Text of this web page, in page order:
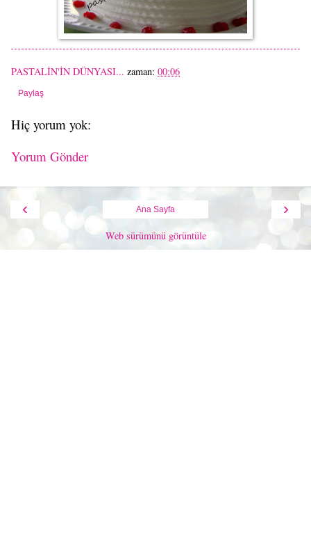
PASTALİN'İN DÜNYASI... zaman: 00:06
Paylaş
Hiç yorum yok:
Yorum Gönder
‹ ›
Ana Sayfa
Web sürümünü görüntüle